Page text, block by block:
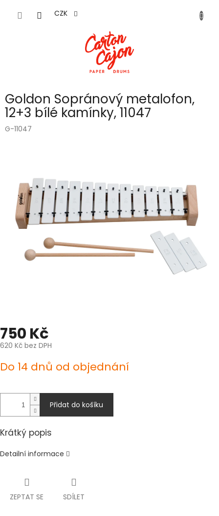
CZK
Goldon Sopránový metalofon,
12+3 bílé kamínky, 11047
G-11047
750 Kč
620 Kč bez DPH
cena:
Do 14 dnů od objednání
Přidat do košíku
Krátký popis
Detailní informace
ZEPTAT SE SDÍLET